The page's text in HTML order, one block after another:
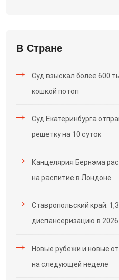
В Стране
Суд взыскал более 600
кошкой потоп
Суд Екатеринбурга
решетку на 10 суток
Канцелярия Бернэма
на распитие в Лондоне
Ставропольский край:
диспансеризацию в 2026
Новые рубежи и новые
на следующей неделе